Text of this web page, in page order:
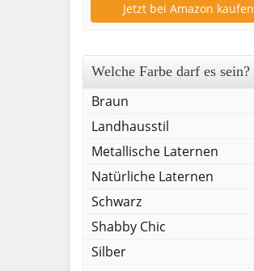
Jetzt bei Amazon kaufen
Welche Farbe darf es sein?
Braun
Landhausstil
Metallische Laternen
Natürliche Laternen
Schwarz
Shabby Chic
Silber